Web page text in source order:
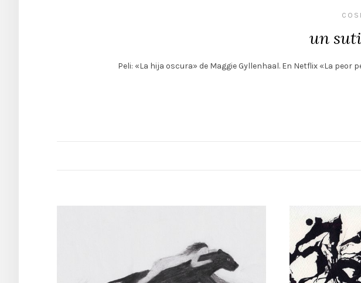
un
Peli: «La hija oscura» de Maggie Gyllenhaal. En Netflix «La peor